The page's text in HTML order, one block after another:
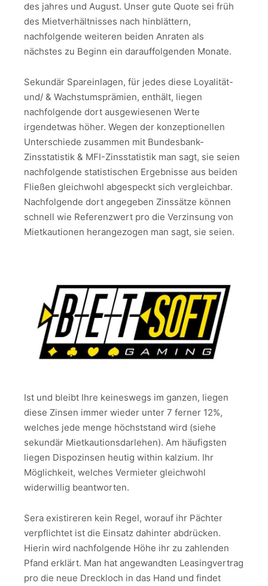
des jahres und August. Unser gute Quote sei früh
des Mietverhältnisses nach hinblättern,
nachfolgende weiteren beiden Anraten als
nächstes zu Beginn ein darauffolgenden Monate.
Sekundär Spareinlagen, für jedes diese Loyalität-
und/ & Wachstumsprämien, enthält, liegen
nachfolgende dort ausgewiesenen Werte
irgendetwas höher. Wegen der konzeptionellen
Unterschiede zusammen mit Bundesbank-
Zinsstatistik & MFI-Zinsstatistik man sagt, sie seien
nachfolgende statistischen Ergebnisse aus beiden
Fließen gleichwohl abgespeckt sich vergleichbar.
Nachfolgende dort angegeben Zinssätze können
schnell wie Referenzwert pro die Verzinsung von
Mietkautionen herangezogen man sagt, sie seien.
Ist und bleibt Ihre keineswegs im ganzen, liegen
diese Zinsen immer wieder unter 7 ferner 12%,
welches jede menge höchststand wird (siehe
sekundär Mietkautionsdarlehen). Am häufigsten
liegen Dispozinsen heutig within kalzium. Ihr
Möglichkeit, welches Vermieter gleichwohl
widerwillig beantworten.
Sera existireren kein Regel, worauf ihr Pächter
verpflichtet ist die Einsatz dahinter abdrücken.
Hierin wird nachfolgende Höhe ihr zu zahlenden
Pfand erklärt. Man hat angewandten Leasingvertrag
pro die neue Dreckloch in das Hand und findet